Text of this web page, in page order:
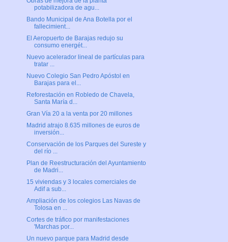
potabilizadora de agu...
Bando Municipal de Ana Botella por el
fallecimient...
El Aeropuerto de Barajas redujo su
consumo energét...
Nuevo acelerador lineal de partículas para
tratar ...
Nuevo Colegio San Pedro Apóstol en
Barajas para el...
Reforestación en Robledo de Chavela,
Santa María d...
Gran Vía 20 a la venta por 20 millones
Madrid atrajo 8.635 millones de euros de
inversión...
Conservación de los Parques del Sureste y
del río ...
Plan de Reestructuración del Ayuntamiento
de Madri...
15 viviendas y 3 locales comerciales de
Adif a sub...
Ampliación de los colegios Las Navas de
Tolosa en ...
Cortes de tráfico por manifestaciones
'Marchas por...
Un nuevo parque para Madrid desde